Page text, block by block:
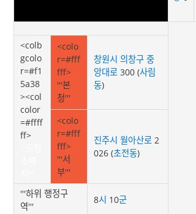
<colb
gcolo
r=#f1
5a38
><col
color
=#ffff
ff>
<colo
r=#fff
fff>
'''본
청'''
창원시 의창구 중
앙대로 300 (사림
동)
<colo
r=#fff
fff>
'''서
부'''
진주시 월아산로 2
026 (초전동)
'''하위 행정구
역'''
8시 10군